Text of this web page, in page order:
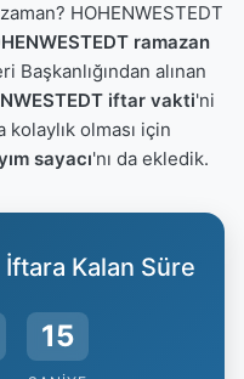
HOHENWESTEDT
ramazan
Başkanlığından alınan
iftar vakti'ni
kolaylık olması için
sayacı'nı da ekledik.
İftara Kalan Süre
14